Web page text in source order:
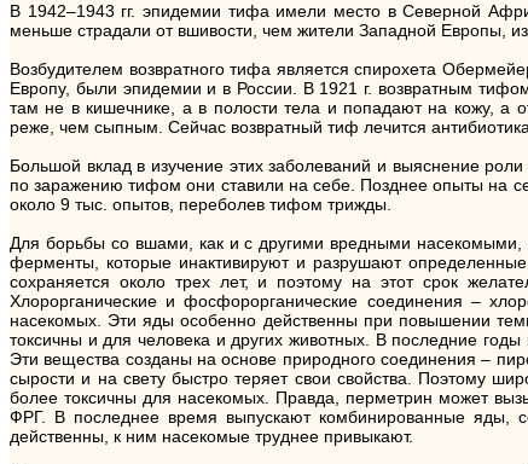
В 1942–1943 гг. эпидемии тифа имели место в Северной
меньше страдали от вшивости, чем жители Западной Европы,
Возбудителем возвратного тифа является спирохета
Европу, были эпидемии и в России. В 1921 г. возвратным
там не в кишечнике, а в полости тела и попадают на кожу, а
реже, чем сыпным. Сейчас возвратный тиф лечится
Большой вклад в изучение этих заболеваний и выяснение
по заражению тифом они ставили на себе. Позднее опыты на
около 9 тыс. опытов, переболев тифом трижды.
Для борьбы со вшами, как и с другими вредными насекомыми,
ферменты, которые инактивируют и разрушают
сохраняется около трех лет, и поэтому на этот срок
Хлорорганические и фосфорорганические соединения –
насекомых. Эти яды особенно действенны при повышении
токсичны и для человека и других животных. В последние
Эти вещества созданы на основе природного соединения –
сырости и на свету быстро теряет свои свойства. Поэтому
более токсичны для насекомых. Правда, перметрин может
ФРГ. В последнее время выпускают комбинированные яды,
действенны, к ним насекомые труднее привыкают.